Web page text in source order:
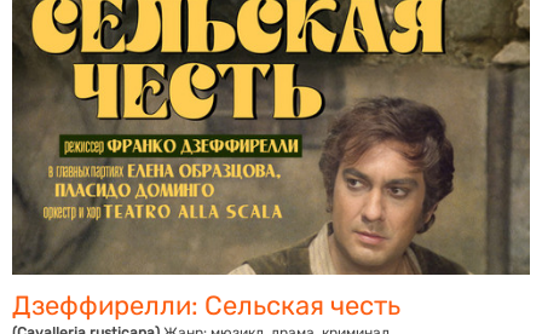
Дзеффирелли: Сельская честь